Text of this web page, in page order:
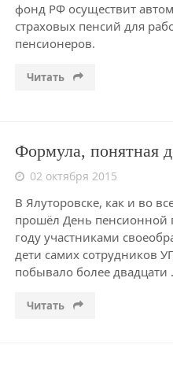
фонд РФ осуществит
страховых пенсий для
пенсионеров.
Читать
Формула, понятная
02 октября 2015
В Ялуторовске, как и во
прошёл День пенсионной
году участниками
дети самих сотрудников
побывало более двадцати
Читать